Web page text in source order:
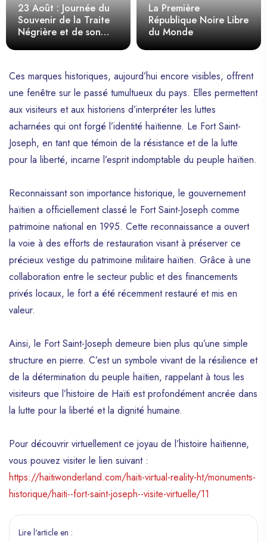
23 Août : Journée du
Souvenir de la Traite
Négrière et de son
Abolition - Haïti, Pilier
La Première
République Noire Libre
du Monde
Ces marques historiques, aujourd’hui encore visibles, offrent
une fenêtre sur le passé tumultueux du pays. Elles permettent
aux visiteurs et aux historiens d’interpréter les luttes
acharnées qui ont forgé l’identité haïtienne. Le Fort Saint-
Joseph, en tant que témoin de la résistance et de la lutte
pour la liberté, incarne l’esprit indomptable du peuple haïtien.
Reconnaissant son importance historique, le gouvernement
haïtien a officiellement classé le Fort Saint-Joseph comme
patrimoine national en 1995. Cette reconnaissance a ouvert
la voie à des efforts de restauration visant à préserver ce
précieux vestige du patrimoine militaire haïtien. Grâce à une
collaboration entre le secteur public et des financements
privés locaux, le fort a été récemment restauré et mis en
valeur.
Ainsi, le Fort Saint-Joseph demeure bien plus qu’une simple
structure en pierre. C’est un symbole vivant de la résilience et
de la détermination du peuple haïtien, rappelant à tous les
visiteurs que l’histoire de Haïti est profondément ancrée dans
la lutte pour la liberté et la dignité humaine.
Pour découvrir virtuellement ce joyau de l’histoire haïtienne,
vous pouvez visiter le lien suivant :
https://haitiwonderland.com/haiti-virtual-reality-ht/monuments-
historique/haiti--fort-saint-joseph--visite-virtuelle/11
Lire l'article en :